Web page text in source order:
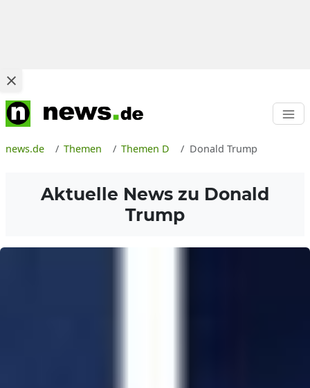
news.de Themen Themen D Donald Trump
Aktuelle News zu Donald
Trump